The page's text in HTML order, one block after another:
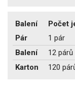
Balení Počet
Pár
1 pár
Balení
12 párů
Karton
120